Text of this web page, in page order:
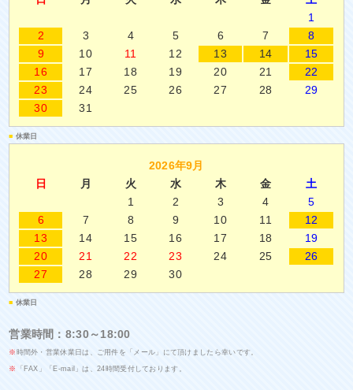
1
2
3 4 5 6 7
8
9
10 11 12 13 14
15
16
17 18 19 20 21
22
23
24 25 26 27 28
29
30
31
■ 休業日
2026年9月
日
月 火 水 木 金
土
1
2 3 4
5
6
7 8 9 10 11
12
13
14 15 16 17 18
19
20
21 22 23 24 25
26
27
28 29 30
■ 休業日
営業時間：8:30～18:00
※ 時間外・営業休業日は、ご用件を「メール」にて頂けましたら幸いです。
※ 「FAX」「E-mail」は、24時間受付しております。